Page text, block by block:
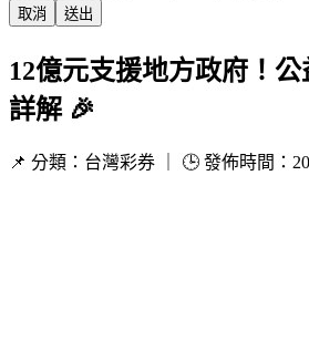
取消 送出
12億元支援地方政府！
詳解 🎉
📌 分類：台灣彩券 ｜ 🕒 發佈時間：